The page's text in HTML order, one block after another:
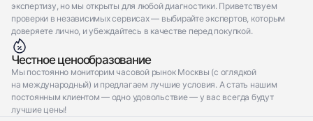
экспертизу, но мы открыты для любой диагностики. Приветствуем
проверки в независимых сервисах — выбирайте экспертов, которым
доверяете лично, и убеждайтесь в качестве перед покупкой.
Честное ценообразование
Мы постоянно мониторим часовой рынок Москвы (с оглядкой
на международный) и предлагаем лучшие условия. А стать нашим
постоянным клиентом — одно удовольствие — у вас всегда будут
лучшие цены!